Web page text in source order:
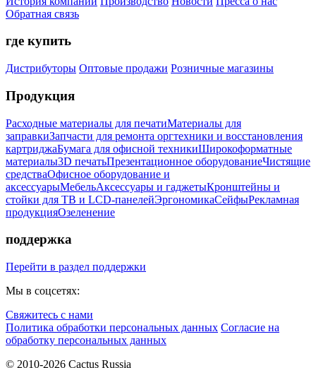
Обратная связь
где купить
Дистрибуторы Оптовые продажи Розничные магазины
Продукция
Расходные материалы для печатиМатериалы для
заправкиЗапчасти для ремонта оргтехники и восстановления
картриджаБумага для офисной техникиШирокоформатные
материалы3D печатьПрезентационное оборудованиеЧистящие
средстваОфисное оборудование и
аксессуарыМебельАксессуары и гаджетыКронштейны и
стойки для ТВ и LCD-панелейЭргономикаСейфыРекламная
продукцияОзеленение
поддержка
Перейти в раздел поддержки
Мы в соцсетях:
Свяжитесь с нами
Политика обработки персональных данных Согласие на
обработку персональных данных
© 2010-2026 Cactus Russia